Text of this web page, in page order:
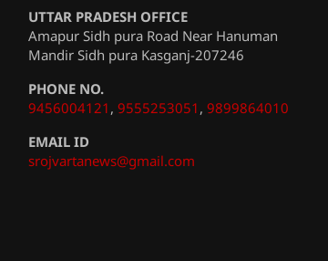
UTTAR PRADESH OFFICE
Amapur Sidh pura Road Near Hanuman
Mandir Sidh pura Kasganj-207246
PHONE NO.
9456004121 , 9555253051 , 9899864010
EMAIL ID
srojvartanews@gmail.com